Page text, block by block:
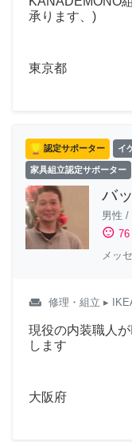
承ります、)
東京都
認定サポーター イ
家具組立認定サポーター
バ
男性 /
sentiment_satisfied 76
メッ
weekend 修理・組立 ▸
現役の内装職人
します
大阪府